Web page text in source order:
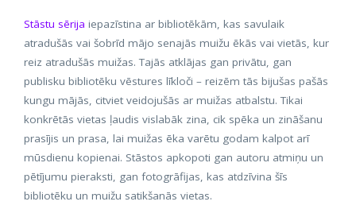
Stāstu sērija iepazīstina ar bibliotēkām, kas savulaik
atradušās vai šobrīd mājo senajās muižu ēkās vai vietās, kur
reiz atradušās muižas. Tajās atklājas gan privātu, gan
publisku bibliotēku vēstures līkloči – reizēm tās bijušas pašās
kungu mājās, citviet veidojušās ar muižas atbalstu. Tikai
konkrētās vietas ļaudis vislabāk zina, cik spēka un zināšanu
prasījis un prasa, lai muižas ēka varētu godam kalpot arī
mūsdienu kopienai. Stāstos apkopoti gan autoru atmiņu un
pētījumu pieraksti, gan fotogrāfijas, kas atdzīvina šīs
bibliotēku un muižu satikšanās vietas.